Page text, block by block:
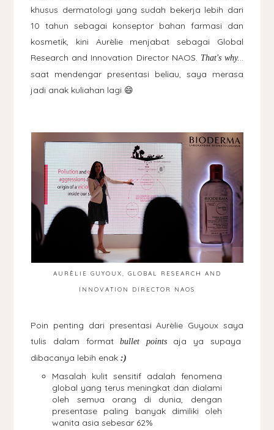
khusus dermatologi yang sudah bekerja lebih dari
10 tahun sebagai konseptor bahan farmasi dan
kosmetik, kini Aurèlie menjabat sebagai Global
Research and Innovation Director NAOS. That's why. ..
saat mendengar presentasi beliau, saya merasa
jadi anak kuliahan lagi 😄
AURÈLIE GUYOUX, GLOBAL RESEARCH AND
INNOVATION DIRECTOR NAOS
Poin penting dari presentasiAurèlie Guyoux saya
tulis dalam formatbullet pointsaja ya supaya
dibacanya lebih enak:)
Masalah kulit sensitif adalah fenomena
global yang terus meningkat dan dialami
oleh semua orang di dunia, dengan
presentase paling banyak dimiliki oleh
wanita asia sebesar 62%